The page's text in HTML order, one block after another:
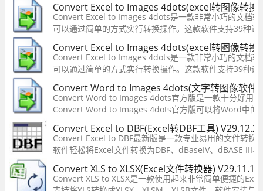
Convert Excel to Images 4dots(excel转图像转换
Convert Excel to Images 4dots是一款非常小巧的文档
可以通过简单的方式实行转换操作。这款软件支持39种
量转换，批量将excel转换为jpg、excel另存为jpg。为用
Convert Excel to Images 4dots(excel转图像转换
Convert Excel to Images 4dots是一款非常小巧的文档
可以通过简单的方式实行转换操作。这款软件支持39种
量转换，批量将excel转换为jpg、excel另存为jpg。为用
Convert Word to Images 4dots(文字转图像软件)
Convert Word to Images 4dots官方版是一款十分好用
Convert Word to Images 4dots官方版可以将Word中的
同时还可以指定Word文档转换为图片的范围。软件还具
的语言。
Convert Excel to DBF(Excel转DBF工具)
Convert Excel to DBF最新版是一款专业易用的文件转换
软件轻松将Excel文件转换为DBF、dBaseIV、dBASE III
件。该软件不仅支持单个转换，也支持了批量转换，让
转换更多的文件。
Convert XLS to XLSX(Excel文件转换器)
Convert XLS to XLSX是一款使用起来非常简单便捷的